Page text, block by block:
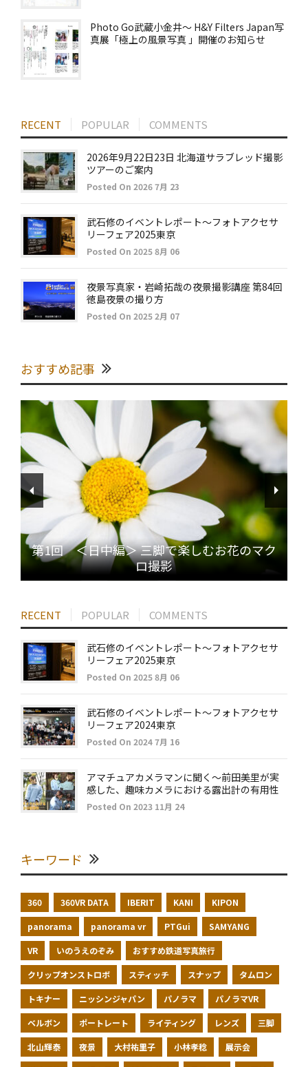
Photo Go武蔵小金井～ H&Y Filters Japan写
真展「極上の風景写真 」開催のお知らせ
RECENT POPULAR COMMENTS
2026年9月22日23日 北海道サラブレッド撮影
ツアーのご案内
Posted On 2026 7月 23
武石修のイベントレポート～フォトアクセサ
リーフェア2025東京
Posted On 2025 8月 06
夜景写真家・岩崎拓哉の夜景撮影講座 第84回
徳島夜景の撮り方
Posted On 2025 2月 07
おすすめ記事
第1回 ＜日中編＞ 三脚で楽しむお花のマク
ロ撮影
RECENT POPULAR COMMENTS
武石修のイベントレポート～フォトアクセサ
リーフェア2025東京
Posted On 2025 8月 06
武石修のイベントレポート～フォトアクセサ
リーフェア2024東京
Posted On 2024 7月 16
アマチュアカメラマンに聞く～前田美里が実
感した、趣味カメラにおける露出計の有用性
Posted On 2023 11月 24
キーワード
360 360VR DATA IBERIT KANI KIPON
panorama panorama vr PTGui SAMYANG
VR いのうえのぞみ おすすめ鉄道写真旅行
クリップオンストロボ スティッチ スナップ タムロン
トキナー ニッシンジャパン パノラマ パノラマVR
ベルボン ポートレート ライティング レンズ 三脚
北山輝泰 夜景 大村祐里子 小林孝稔 展示会